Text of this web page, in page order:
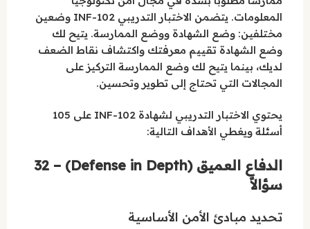
المعلومات. يتضمن الاختبار التدريبي INF-102 وضعين
مختلفين: وضع الشهادة ووضع الممارسة. يتيح لك
وضع الشهادة تقييم معرفتك واكتشاف نقاط الضعف
لديك، بينما يتيح لك وضع الممارسة التركيز على
المجالات التي تحتاج إلى تطوير وتحسين.
يحتوي الاختبار التدريبي لشهادة INF-102 على 105
أسئلة ويغطي الأهداف التالية:
الدفاع العميق (Defense in Depth) – 32
سؤالاً
تحديد مبادئ الأمن الأساسية